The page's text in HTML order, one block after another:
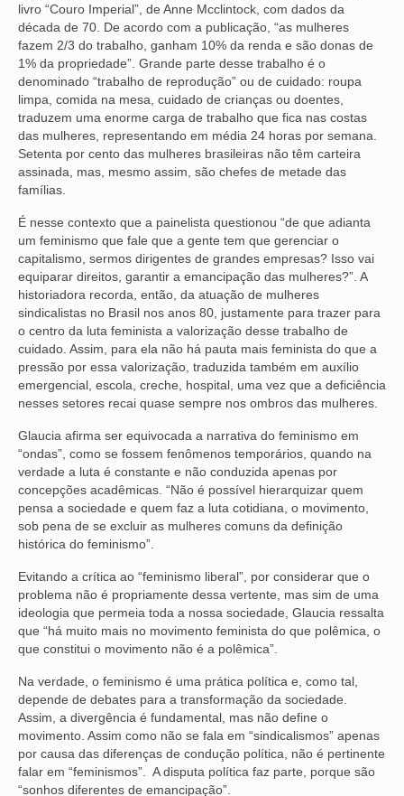
VÍDEOS
CONVÊNIOS
SINDICALIZE-SE
JURÍDICO
NÚCLEOS
AGENTES DE POLÍCIA JUDICIAL
ANALISTAS JUDICIÁRIOS
ACESSIBILIDADE E INCLUSÃO
LGBTQIA+
MULHERES
SAÚDE
SOLIDARIEDADE
TÉCNICOS JUDICIÁRIOS
TECNOLOGIA DA INFORMAÇÃO
livro “Couro Imperial”, de Anne Mcclintock, com dados da
década de 70. De acordo com a publicação, “as mulheres
fazem 2/3 do trabalho, ganham 10% da renda e são donas de
1% da propriedade”. Grande parte desse trabalho é o
denominado “trabalho de reprodução” ou de cuidado: roupa
limpa, comida na mesa, cuidado de crianças ou doentes,
traduzem uma enorme carga de trabalho que fica nas costas
das mulheres, representando em média 24 horas por semana.
Setenta por cento das mulheres brasileiras não têm carteira
assinada, mas, mesmo assim, são chefes de metade das
famílias.
É nesse contexto que a painelista questionou “de que adianta
um feminismo que fale que a gente tem que gerenciar o
capitalismo, sermos dirigentes de grandes empresas? Isso vai
equiparar direitos, garantir a emancipação das mulheres?”. A
historiadora recorda, então, da atuação de mulheres
sindicalistas no Brasil nos anos 80, justamente para trazer para
o centro da luta feminista a valorização desse trabalho de
cuidado. Assim, para ela não há pauta mais feminista do que a
pressão por essa valorização, traduzida também em auxílio
emergencial, escola, creche, hospital, uma vez que a deficiência
nesses setores recai quase sempre nos ombros das mulheres.
Glaucia afirma ser equivocada a narrativa do feminismo em
“ondas”, como se fossem fenômenos temporários, quando na
verdade a luta é constante e não conduzida apenas por
concepções acadêmicas. “Não é possível hierarquizar quem
pensa a sociedade e quem faz a luta cotidiana, o movimento,
sob pena de se excluir as mulheres comuns da definição
histórica do feminismo”.
Evitando a crítica ao “feminismo liberal”, por considerar que o
problema não é propriamente dessa vertente, mas sim de uma
ideologia que permeia toda a nossa sociedade, Glaucia ressalta
que “há muito mais no movimento feminista do que polêmica, o
que constitui o movimento não é a polêmica”.
Na verdade, o feminismo é uma prática política e, como tal,
depende de debates para a transformação da sociedade.
Assim, a divergência é fundamental, mas não define o
movimento. Assim como não se fala em “sindicalismos” apenas
por causa das diferenças de condução política, não é pertinente
falar em “feminismos”. A disputa política faz parte, porque são
“sonhos diferentes de emancipação”.